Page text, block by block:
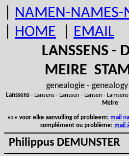
NAMEN-NAMES-
HOME EMAIL
LANSSENS -
MEIRE
genealogie -
Lanssens- Lansens - Lanssen - Lansen -
Meire
»»» voor elke aanvulling of probleem: mail
complément ou problème: mail
Philippus DEMUNSTER